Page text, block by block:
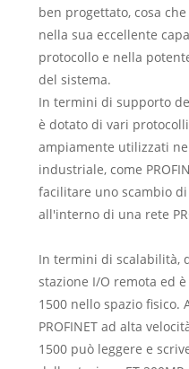
ben progettato, cosa
nella sua eccellente
protocollo e nella
del sistema.
In termini di supporto
è dotato di vari
ampiamente utilizzati
industriale, come
facilitare uno scambio
all'interno di una rete
In termini di scalabilità,
stazione I/O remota ed
1500 nello spazio fisico.
PROFINET ad alta
1500 può leggere e